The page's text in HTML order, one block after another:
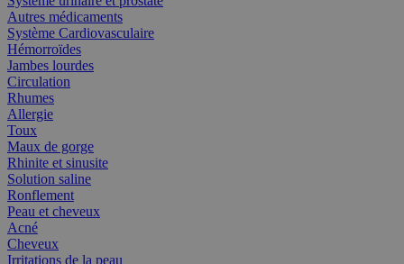
Autres médicaments
Système Cardiovasculaire
Hémorroïdes
Jambes lourdes
Circulation
Rhumes
Allergie
Toux
Maux de gorge
Rhinite et sinusite
Solution saline
Ronflement
Peau et cheveux
Acné
Cheveux
Irritations de la peau